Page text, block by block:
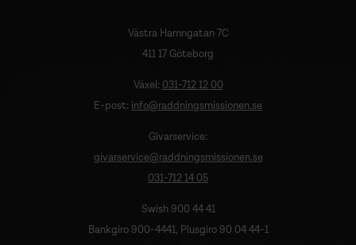
Västra Hamngatan 7C
411 17 Göteborg
Växel: 031-712 12 00
E-post: info@raddningsmissionen.se
Givarservice:
givarservice@raddningsmissionen.se
031-712 14 05
Swish 900 44 41
Bankgiro 900-4441, Plusgiro 90 04 44-1